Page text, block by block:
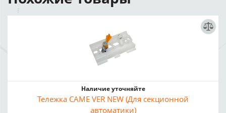
Наличие уточняйте
Тележка CAME VER NEW (Для секционной
автоматики)